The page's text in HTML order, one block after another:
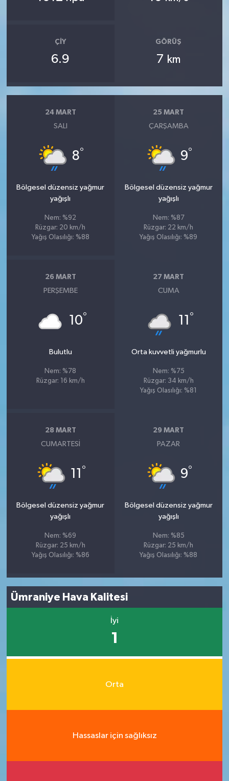
ÇIY
6.9
GÖRÜŞ
7 km
24 MART
SALI
8°
Bölgesel düzensiz yağmur
yağışlı
Nem: %92
Rüzgar: 20 km/h
Yağış Olasılığı: %88
25 MART
ÇARŞAMBA
9°
Bölgesel düzensiz yağmur
yağışlı
Nem: %87
Rüzgar: 22 km/h
Yağış Olasılığı: %89
26 MART
PERŞEMBE
10°
Bulutlu
Nem: %78
Rüzgar: 16 km/h
27 MART
CUMA
11 °
Orta kuvvetli yağmurlu
Nem: %75
Rüzgar: 34 km/h
Yağış Olasılığı: %81
28 MART
CUMARTESI
11 °
Bölgesel düzensiz yağmur
yağışlı
Nem: %69
Rüzgar: 25 km/h
Yağış Olasılığı: %86
29 MART
PAZAR
9°
Bölgesel düzensiz yağmur
yağışlı
Nem: %85
Rüzgar: 25 km/h
Yağış Olasılığı: %88
Ümraniye Hava Kalitesi
İyi
1
Orta
Hassaslar için sağlıksız